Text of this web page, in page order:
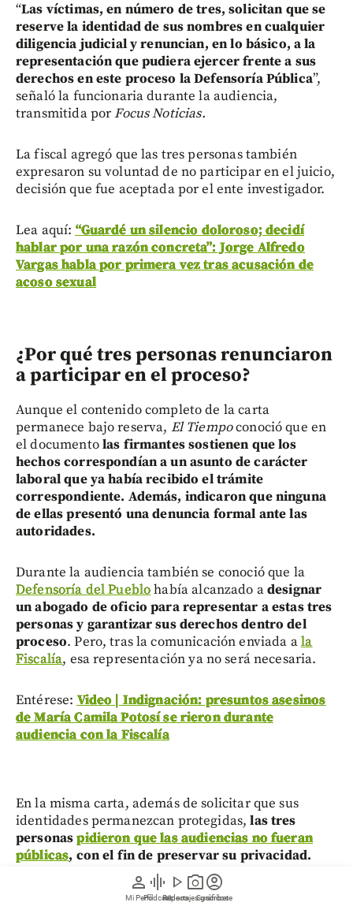
person
Mi Perfil
graphic_eq
Pódcast
play_arrow
Videos
photo_camera
Reportajes gráficos
account_circle
Suscríbete
“Las víctimas, en número de tres, solicitan que se
reserve la identidad de sus nombres en cualquier
diligencia judicial y renuncian, en lo básico, a la
representación que pudiera ejercer frente a sus
derechos en este proceso la Defensoría Pública”,
señaló la funcionaria durante la audiencia,
transmitida porFocus Noticias.
La fiscal agregó que las tres personas también
expresaron su voluntad de no participar en el juicio,
decisión que fue aceptada por el ente investigador.
Lea aquí: “Guardé un silencio doloroso; decidí
hablar por una razón concreta”: Jorge Alfredo
Vargas habla por primera vez tras acusación de
acoso sexual
¿Por qué tres personas renunciaron
a participar en el proceso?
Aunque el contenido completo de la carta
permanece bajo reserva, El Tiempoconoció que en
el documentolas firmantes sostienen que los
hechos correspondían a un asunto de carácter
laboral que ya había recibido el trámite
correspondiente. Además, indicaron que ninguna
de ellas presentó una denuncia formal ante las
autoridades.
Durante la audiencia también se conoció que la
Defensoría del Pueblohabía alcanzado adesignar
un abogado de oficio para representar a estas tres
personas y garantizar sus derechos dentro del
proceso. Pero, tras la comunicación enviada ala
Fiscalía, esa representación ya no será necesaria.
Entérese: Video | Indignación: presuntos asesinos
de María Camila Potosí se rieron durante
audiencia con la Fiscalía
En la misma carta, además de solicitar que sus
identidades permanezcan protegidas,las tres
personaspidieron que las audiencias no fueran
públicas, con el fin de preservar su privacidad.
El proceso judicial continúa